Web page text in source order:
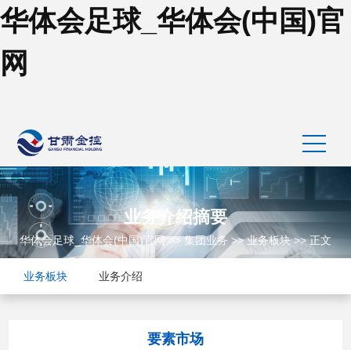
华体会足球_华体会(中国)官
网
业务介绍摘要
华体会足球_华体会(中国)官网>>集团业务 >>业务板块>> 正文
业务板块 业务介绍
要素市场